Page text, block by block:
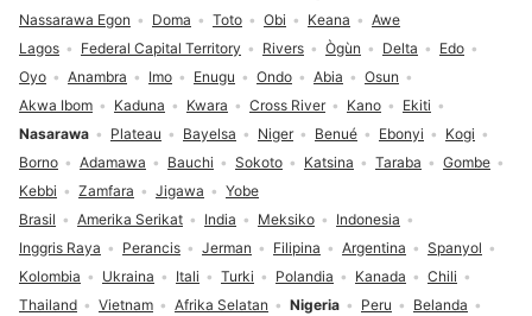
Brasil Amerika Serikat India Meksiko
Indonesia
Inggris Raya
Perancis Jerman Filipina Argentina
Spanyol
Kolombia
Ukraina Itali Turki Polandia Kanada
Chili
Thailand
Vietnam Afrika Selatan Nigeria Peru
Belanda
Lagos Federal Capital Territory Rivers Ògùn Delta
Edo
Oyo
Anambra Imo Enugu Ondo Abia
Osun
Akwa Ibom
Kaduna Kwara Cross River Kano
Ekiti
Nasarawa
Plateau Bayelsa Niger Benué Ebonyi
Kogi
Borno
Adamawa Bauchi Sokoto Katsina Taraba
Gombe
Kebbi
Zamfara Jigawa Yobe
Nassarawa Egon
Doma Toto Obi Keana Awe